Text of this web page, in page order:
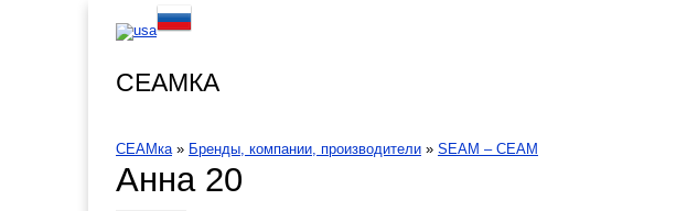
СЕАМКА
СЕАМка » Бренды, компании, производители » SEAM – СЕАМ
Анна 20